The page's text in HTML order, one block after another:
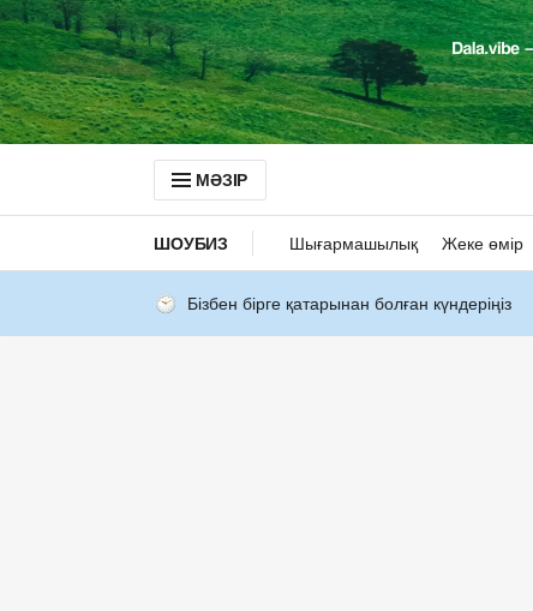
МӘЗІР
ШОУБИЗ Шығармашылық Жеке өмір
Бізбен бірге қатарынан болған күндеріңіз